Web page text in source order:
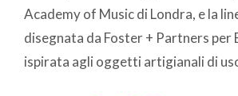
Academy of Music di Londra, e la
disegnata da Foster + Partners per
ispirata agli oggetti artigianali di